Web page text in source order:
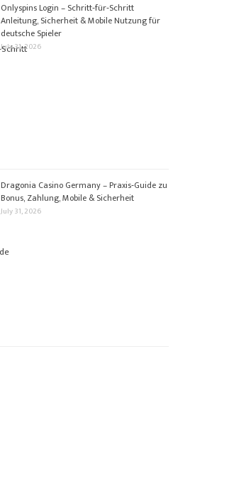
Onlyspins Login – Schritt‑für‑Schritt
Anleitung, Sicherheit & Mobile Nutzung für
deutsche Spieler
July 31, 2026
Dragonia Casino Germany – Praxis‑Guide zu
Bonus, Zahlung, Mobile & Sicherheit
July 31, 2026